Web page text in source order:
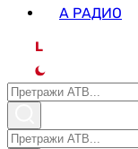
А РАДИО
L